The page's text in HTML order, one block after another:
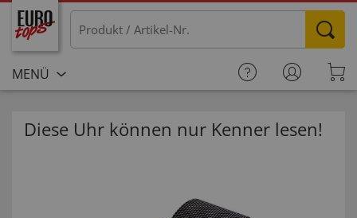
MENÜ
Diese Uhr können nur Kenner lesen!